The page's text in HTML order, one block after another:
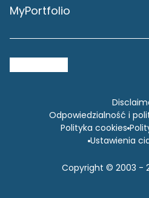
MyPortfolio
Odpowiedzialność i
Polityka cookies
Ustawienia
Copyright © 2003 -